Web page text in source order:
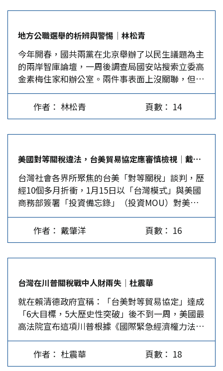
商圈的問題幾乎一模一樣。新崛江當年的成功，從
來不是因為街道多漂亮，而是因為年輕人在這裡生
活、消費、交流，流行文化得以快速累積與擴散。
它的沒落也不是因為磁磚老舊，而是人不再來了或
來了卻不會留下來。當城市無法提供足以支撐生活
的條件，商圈自然失去存在根基。 因此，該面對
的不是「要不要再做一次改造」，而是「人從哪裡
來」。商圈要活先決條件一定是人，高雄要吸引什
題遠比鋪路、換燈困難，卻也是振興政策無法迴避
的核心。 進一步說，商圈振興不能只是等待觀光
人潮或短期活動，而必須搭配具創意的政策工具。
包括能引入適合舊市區的產業型態，鼓勵小型創業
與文化型經濟；透過租金、稅制或分區的調整降低
年輕人進入的門檻；結合短期居住、工作假期或外
來人口的移動，讓人潮真正進入生活循環。…
屆滿的執政縣市，由主席提名經中執會通過後徵
召；執政任期屆滿的直轄市、縣市則辦理初選；非
執政直轄市、縣市提名候選人則經徵詢、協調後產
生單一適當人選，由主席提名經中執會通過徵召。
目前已有15個縣市完成提名，相較於國民黨，可以
說快了很多。 不過，最為外界重視的台北市與桃
園市，民進黨至今找不到足以與蔣萬安、張善政分
庭抗禮的人，金門也沒人參選，這反映民進黨雖已
成長8.63%，創下15年來新高；台股集中市場指數
封關收在2896…
地方公職選舉的析辨與警惕│林松青
今年開春，國共兩黨在北京舉辦了以民生議題為主
的兩岸智庫論壇，一周後調查局國安站搜索立委高
金素梅住家和辦公室。兩件事表面上沒關聯，但擬
參加年底地方公職選舉者必須關注後續效應。 地
方公職從縣市長、鄉鎮長、縣市議員到村里長，職
缺逾一萬；草根化選舉模式深入巷弄。面對大規模
民進黨大肆宣揚與美國簽署「矽盛世宣言及台美經
濟安全聲明」，能結合美國的市場與技術，購買美
國武器能獲得政治庇護，選民才有安全感。民進黨
採行深度融入美國的經濟戰略，順從美國抵制中國
的非紅供應鏈政策；擴大投資歐、亞；藉著半導體
產業的優勢帶動股市飆漲，助經濟成長率亮眼。民
進黨主席賴清德要人民辨識，是加強親近美國、走
向國際的經濟戰略對台灣有利，還是二次西進（大
說，恢復國共論壇、訪陸和堅定主張兩岸和平是國
民黨選舉的大利多。國民黨顯然認為維穩兩岸關係
就能緩解戰爭焦慮，比期待美國或盟友的口惠聲援
來得更實際。兩岸有文化、親情和百工百業為支
撐，絕大多數台灣民意贊成開放兩岸交流。國共智
庫論壇聚焦於民生為本的經濟戰略，達成15項共同
意見，包括推動觀光旅遊、醫療安養、精密機械、
人工智能、防災減災、新能源等產業合作，兩岸一
作者： 林松青 頁數： 14
美國對等關稅違法，台美貿易協定應審慎檢視│戴肇洋
台灣社會各界所聚焦的台美「對等關稅」談判，歷
經10個多月折衝，1月15日以「台灣模式」與美國
商務部簽署「投資備忘錄」（投資MOU）對美投
資進行供應鏈合作後，農曆春節前夕再度與美國貿
易代表署針對台美《對等貿易協定》（台美ART）
文本進行確認，美東時間2月12日，在台灣駐美代
的資料顯示，我方獲致與日韓兩國相同的15%對等
關稅稅率、不再疊加最惠國待遇（MFN）、達成
美國承諾半導體供應鏈相關生產品享受「232條
款」關稅最優惠待遇，以及2,072品項輸美產品
（具有實績974品項）豁免對等關稅，僅課MFN稅
率，占適用對等關稅10,264品項的20%，整體輸美
實績產品平均關稅將調降至12.33%，使得台灣對
美出口取得較公平的競爭條件，甚至具有更優勢的
作者： 戴肇洋 頁數： 16
台灣在川普關稅戰中人財兩失│杜震華
就在賴清德政府宣稱：「台美對等貿易協定」達成
「6大目標，5大歷史性突破」後不到一周，美國最
高法院宣布這項川普根據《國際緊急經濟權力法》
（IEEPA）祭出的對等關稅超越了法律授權，是非
法的。那麼，在這個違法的基礎上，和各國諮商出
來的對等關稅和相關對美國投資、採購，理論上也
作者： 杜震華 頁數： 18